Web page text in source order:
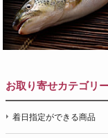
お取り寄せカテゴリ
着日指定ができる商品